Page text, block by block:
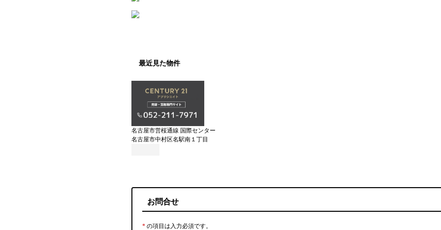
最近見た物件
名古屋市営桜通線 国際センター
名古屋市中村区名駅南１丁目
お問合せ
* の項目は入力必須です。